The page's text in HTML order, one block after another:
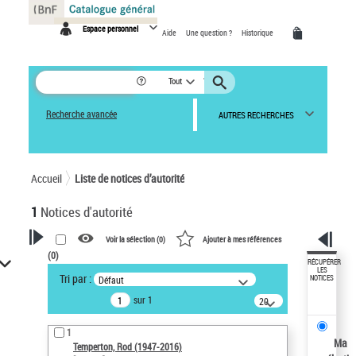
Espace personnel Aide Une question ? Historique
Tout
Recherche avancée AUTRES RECHERCHES
Accueil Liste de notices d’autorité
1 Notices d'autorité
VOTRE RECHERCHE
Recherche avancée dans les
notices d’autorité
Œuvres liées à l'auteur :
Temperton, Rod (1947-2016)
Voir la sélection (0) Ajouter à mes références
(0)
Tri par : Défaut
sur 1
20
résultats/page
1
Temperton, Rod (1947-2016)
RÉCUPÉRER
LES
NOTICES
Ma
Panneau de gestion des cookies